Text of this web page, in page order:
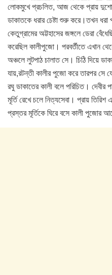
লোকমুখে প্রচলিত, আজ থেকে প্রায় দুশো
ডাকাতকে ধরার চেষ্টা শুরু করে।তখন
কেতুগ্রামের অট্টহাসের জঙ্গলে ডেরা
করেছিল কালীপুজো। পরবর্তীতে এখান
অঞ্চলে লুটপাঠ চালাত সে। চিঠি দিয়ে
যায়,রটন্তী কালীর পুজো করে তারপর
রঘু ডাকাতের কালী বলে পরিচিত। দেবীর
মূর্তি রেখে চলে নিত্যসেবা। প্রায়
প্রস্তর মূর্তিকে ঘিরে বসে কালী পুজোর